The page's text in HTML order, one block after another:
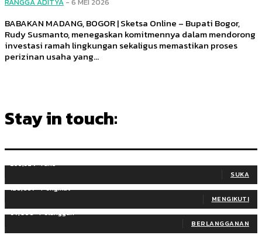
BABAKAN MADANG, BOGOR | Sketsa Online – Bupati Bogor,
Rudy Susmanto, menegaskan komitmennya dalam mendorong
investasi ramah lingkungan sekaligus memastikan proses
perizinan usaha yang...
Stay in touch:
255,324 Fans
SUKA
128,657 Pengikut
MENGIKUTI
97,058 Pelanggan
BERLANGGANAN